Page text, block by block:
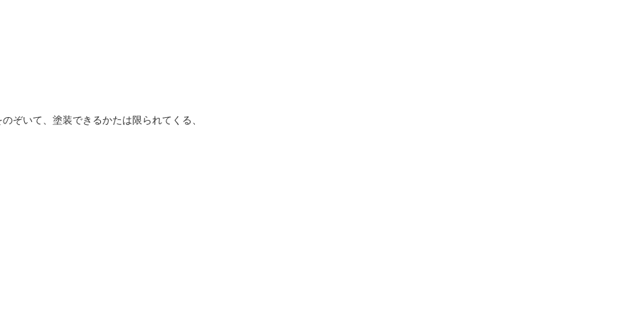
ぞいて、塗装できるかたは限られてくる、